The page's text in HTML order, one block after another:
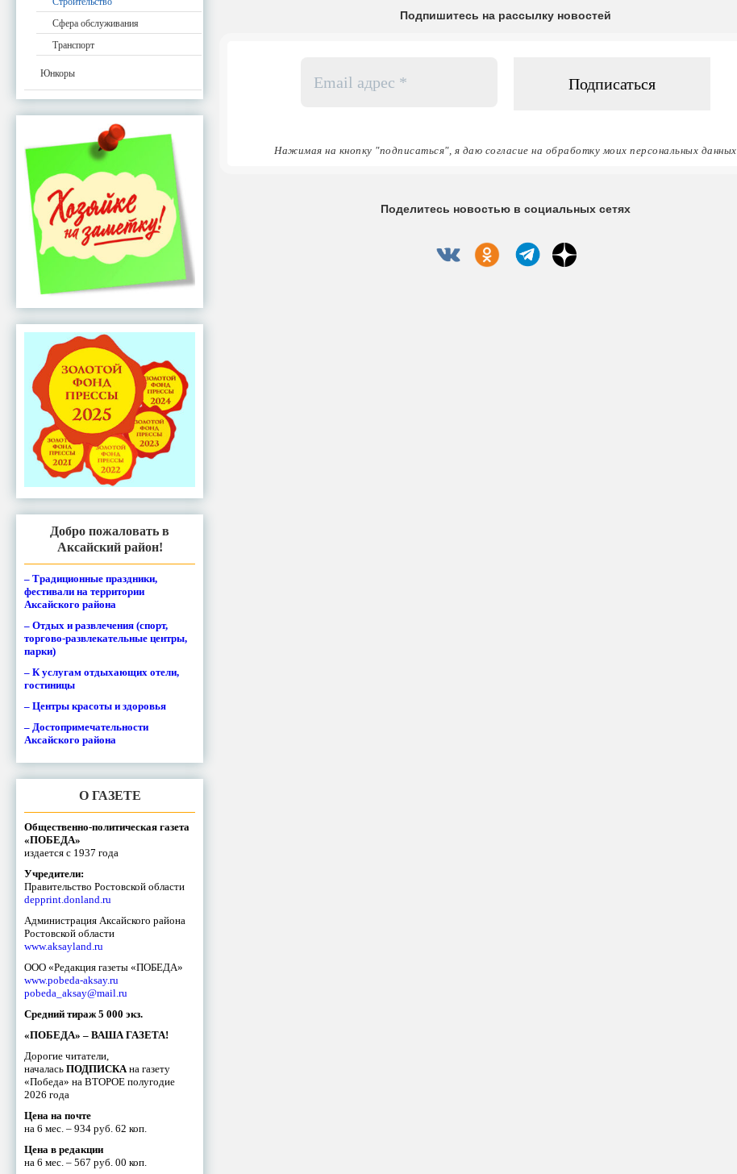
Сфера обслуживания
Транспорт
Юнкоры
Добро пожаловать в
Аксайский район!
– Традиционные праздники,
фестивали на территории
Аксайского района
– Отдых и развлечения (спорт,
торгово-развлекательные центры,
парки)
– К услугам отдыхающих отели,
гостиницы
– Центры красоты и здоровья
– Достопримечательности
Аксайского района
О ГАЗЕТЕ
Общественно-политическая газета
«ПОБЕДА»
издается с 1937 года
Учредители:
Правительство Ростовской области
depprint.donland.ru
Администрация Аксайского района
Ростовской области
www.aksayland.ru
ООО «Редакция газеты «ПОБЕДА»
www.pobeda-aksay.ru
pobeda_aksay@mail.ru
Средний тираж 5 000 экз.
«ПОБЕДА» – ВАША ГАЗЕТА!
Дорогие читатели,
началась ПОДПИСКА на газету
«Победа» на ВТОРОЕ полугодие
2026 года
Цена на почте
на 6 мес. – 934 руб. 62 коп.
Цена в редакции
на 6 мес. – 567 руб. 00 коп.
Подпишитесь на рассылку новостей
адрес
Нажимая на кнопку "подписаться", я даю согласие на обработку моих персональных данных
Поделитесь новостью в социальных сетях